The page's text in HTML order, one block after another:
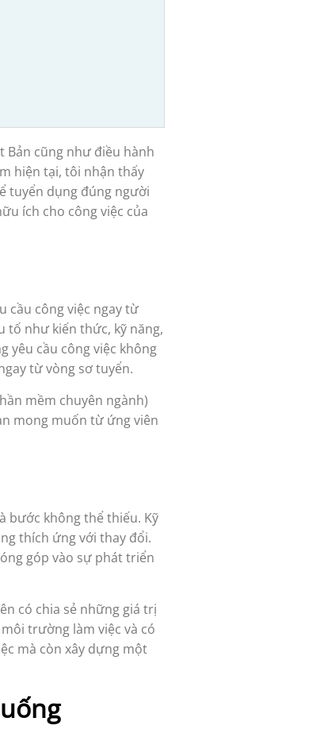
Bản cũng như điều hành
hiện tại, tôi nhận thấy
tuyển dụng đúng người
ích cho công việc của
cầu công việc ngay từ
tố như kiến thức, kỹ năng,
yêu cầu công việc không
từ vòng sơ tuyển.
mềm chuyên ngành)
mong muốn từ ứng viên
bước không thể thiếu. Kỹ
thích ứng với thay đổi.
góp vào sự phát triển
có chia sẻ những giá trị
trường làm việc và có
mà còn xây dựng một